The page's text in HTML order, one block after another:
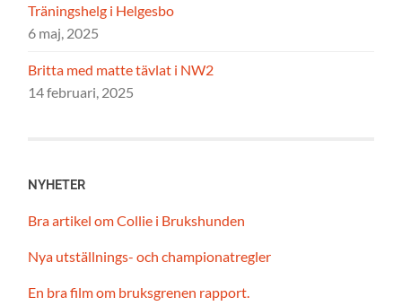
Träningshelg i Helgesbo
6 maj, 2025
Britta med matte tävlat i NW2
14 februari, 2025
NYHETER
Bra artikel om Collie i Brukshunden
Nya utställnings- och championatregler
En bra film om bruksgrenen rapport.